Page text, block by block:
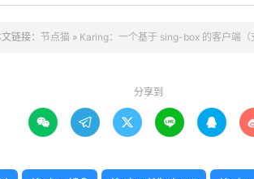
链接： 节点猫 » Karing：一个基于 sing-box 的客户端（
分享到
    